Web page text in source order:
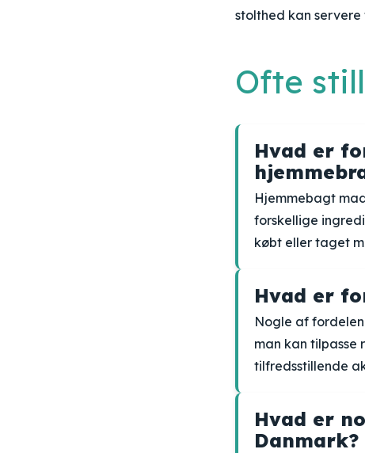
stolthed kan
Ofte
Hvad er
Hjemmebagt
forskellige
købt eller taget
Hvad er
Nogle af
man kan tilpasse
tilfredsstillende
Hvad er
Danmark?